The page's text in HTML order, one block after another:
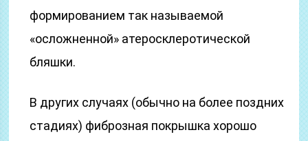
формированием так называемой
«осложненной» атеросклеротической
бляшки.
В других случаях (обычно на более поздних
стадиях) фиброзная покрышка хорошо